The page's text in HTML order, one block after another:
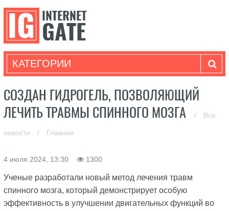
КАТЕГОРИИ
СОЗДАН ГИДРОГЕЛЬ, ПОЗВОЛЯЮЩИЙ
ЛЕЧИТЬ ТРАВМЫ СПИННОГО МОЗГА
/ Все
новости / Главная
4 июля 2024, 13:30 1300
Ученые разработали новый метод лечения травм
спинного мозга, который демонстрирует особую
эффективность в улучшении двигательных функций во